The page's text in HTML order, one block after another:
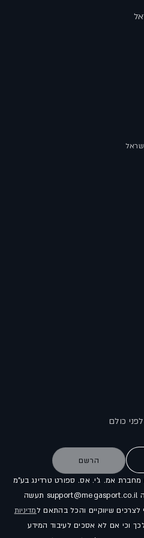
כולם
הרשם
מחברת אמ. ג'י. אס. ספורט טרדינג בע"מ
(להלן: "החברה"). אני מאשר/ת שהחברה support@megasport.co.il תעשה
לצרכים שיווקיים והכל בהתאם למדיניות
לכך וכי אם לא אסכים לעיבוד המידע